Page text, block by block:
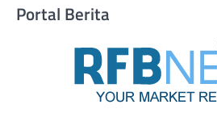
Portal Berita